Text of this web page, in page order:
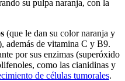
(que le dan su color naranja y
además de vitamina C y B9.
por sus enzimas (superóxido
como las cianidinas y
de células tumorales.